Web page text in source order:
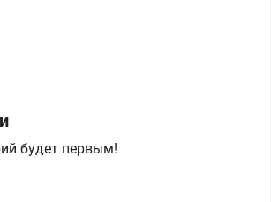
будет первым!